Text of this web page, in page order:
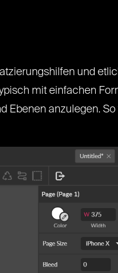
und
mit einfachen
Ebenen anzulegen.